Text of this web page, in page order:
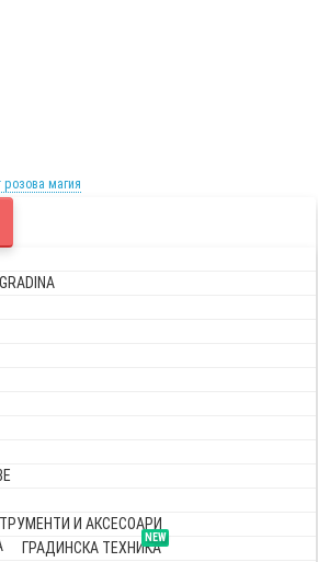
розова магия
И АКСЕСОАРИ
NEW
ГРАДИНСКА ТЕХНИКА